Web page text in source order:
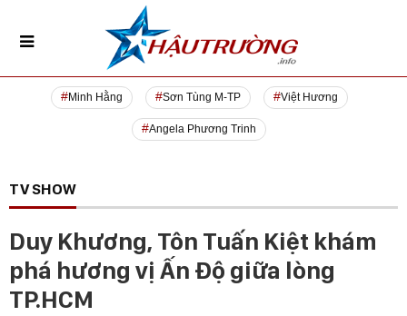
Minh Hằng Sơn Tùng M-TP Việt Hương
Angela Phương Trinh
TV SHOW
Duy Khương, Tôn Tuấn Kiệt khám
phá hương vị Ấn Độ giữa lòng
TP.HCM